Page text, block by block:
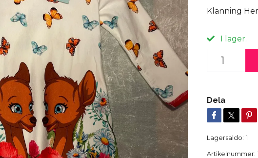
Klänning
I lager.
Dela
Lagersaldo: 1
Artikelnummer: